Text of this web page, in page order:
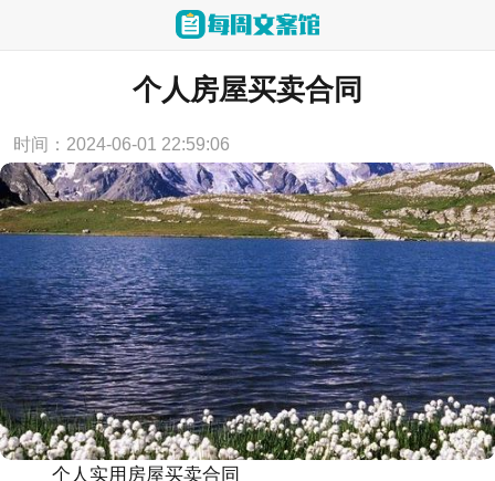
当前位置： 首页 > 合同范本
个人房屋买卖合同
时间：2024-06-01 22:59:06
个人实用房屋买卖合同